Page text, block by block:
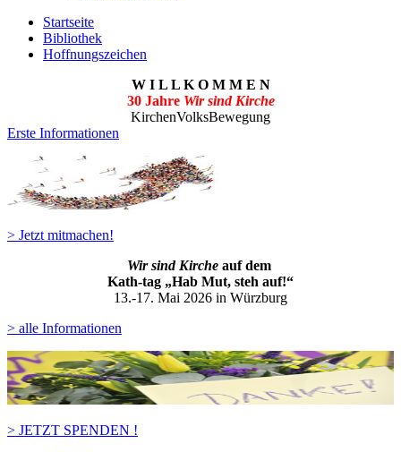
Startseite
Bibliothek
Hoffnungszeichen
W I L L K O M M E N
30 Jahre Wir sind Kirche
KirchenVolksBewegung
Erste Informationen
> Jetzt mitmachen!
Wir sind Kirche auf dem
Kath-tag „Hab Mut, steh auf!“
13.-17. Mai 2026 in Würzburg
> alle Informationen
> JETZT SPENDEN !